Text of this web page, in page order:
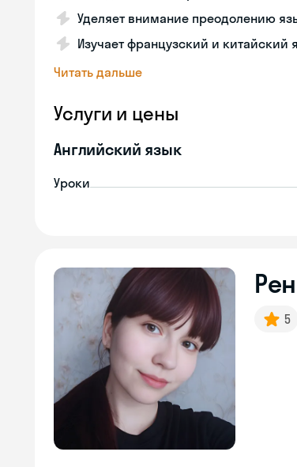
Уделяет внимание преодолению
Изучает французский и китайский
Читать дальше
Услуги и цены
Английский язык
Уроки
5